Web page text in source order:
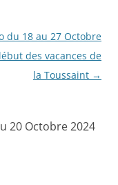
du 18 au 27 Octobre
des vacances de
la Toussaint →
20 Octobre 2024